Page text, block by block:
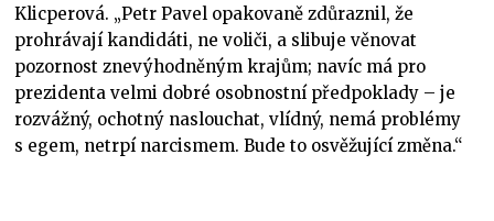
Klicperová. „Petr Pavel opakovaně zdůraznil, že
prohrávají kandidáti, ne voliči, a slibuje věnovat
pozornost znevýhodněným krajům; navíc má pro
prezidenta velmi dobré osobnostní předpoklady – je
rozvážný, ochotný naslouchat, vlídný, nemá problémy
s egem, netrpí narcismem. Bude to osvěžující změna.“